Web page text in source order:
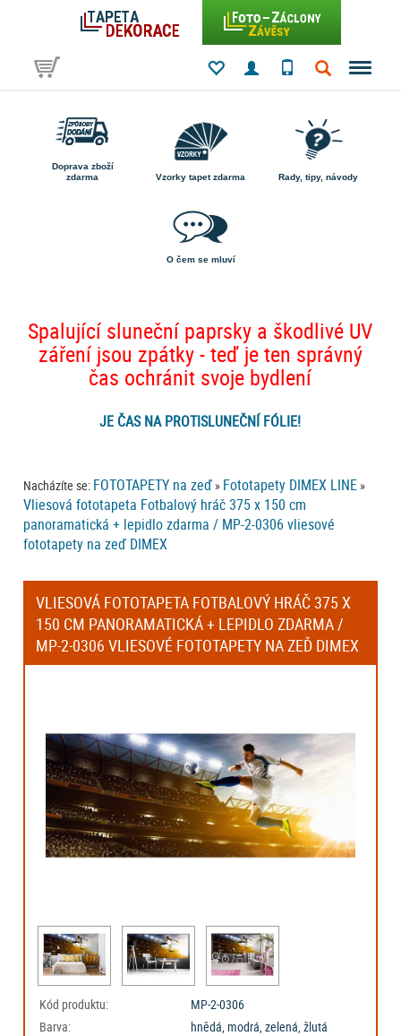
Doprava zboží
zdarma
Vzorky tapet zdarma Rady, tipy, návody
O čem se mluví
Spalující sluneční paprsky a škodlivé UV
záření jsou zpátky - teď je ten správný
čas ochránit svoje bydlení
JE ČAS NA PROTISLUNEČNÍ FÓLIE!
Nacházíte se: FOTOTAPETY na zeď » Fototapety DIMEX LINE »
Vliesová fototapeta Fotbalový hráč 375 x 150 cm
panoramatická + lepidlo zdarma / MP-2-0306 vliesové
fototapety na zeď DIMEX
VLIESOVÁ FOTOTAPETA FOTBALOVÝ HRÁČ 375 X
150 CM PANORAMATICKÁ + LEPIDLO ZDARMA /
MP-2-0306 VLIESOVÉ FOTOTAPETY NA ZEĎ DIMEX
Kód produktu:
MP-2-0306
Barva:
hnědá, modrá, zelená, žlutá